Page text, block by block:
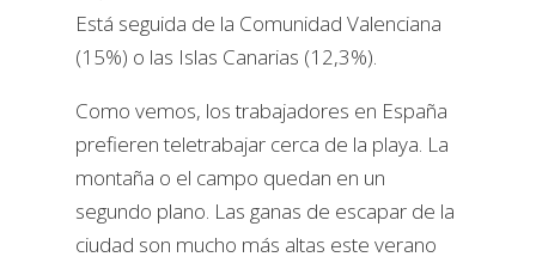
Está seguida de la Comunidad Valenciana
(15%) o las Islas Canarias (12,3%).
Como vemos, los trabajadores en España
prefieren teletrabajar cerca de la playa. La
montaña o el campo quedan en un
segundo plano. Las ganas de escapar de la
ciudad son mucho más altas este verano